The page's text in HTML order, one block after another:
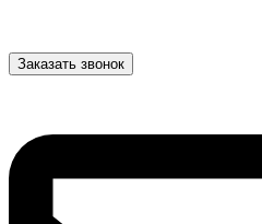
Заказать звонок